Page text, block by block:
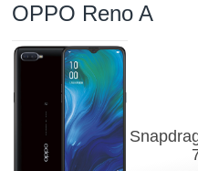
OPPO Reno A